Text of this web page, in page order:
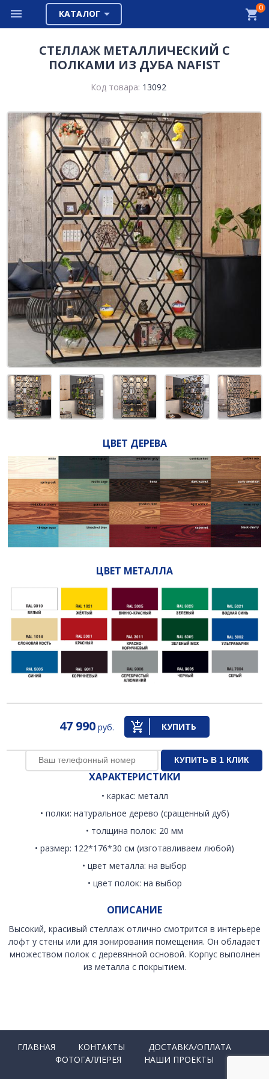
КАТАЛОГ
0
СТЕЛЛАЖ МЕТАЛЛИЧЕСКИЙ С
ПОЛКАМИ ИЗ ДУБА NAFIST
Код товара: 13092
ЦВЕТ ДЕРЕВА
ЦВЕТ МЕТАЛЛА
47 990 руб. КУПИТЬ
ХАРАКТЕРИСТИКИ
• каркас: металл
• полки: натуральное дерево (сращенный дуб)
• толщина полок: 20 мм
• размер: 122*176*30 см (изготавливаем любой)
• цвет металла: на выбор
• цвет полок: на выбор
ОПИСАНИЕ
Высокий, красивый стеллаж отлично смотрится в интерьере
лофт у стены или для зонирования помещения. Он обладает
множеством полок с деревянной основой. Корпус выполнен
из металла с покрытием.
ГЛАВНАЯ КОНТАКТЫ
ДОСТАВКА/ОПЛАТА
ФОТОГАЛЛЕРЕЯ
НАШИ ПРОЕКТЫ